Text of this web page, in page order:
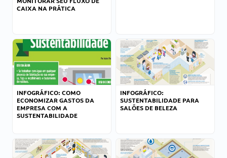
CAIXA NA PRÁTICA
INFOGRÁFICO: COMO
ECONOMIZAR GASTOS DA
EMPRESA COM A
SUSTENTABILIDADE
INFOGRÁFICO:
SUSTENTABILIDADE PARA
SALÕES DE BELEZA